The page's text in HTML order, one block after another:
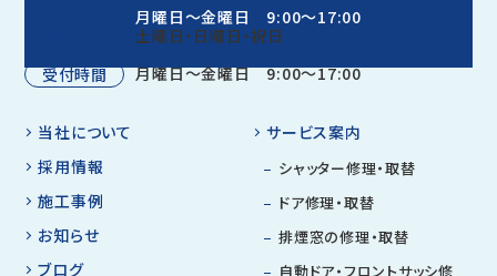
月曜日～金曜日 9:00～17:00
土曜日・日曜日・祝日
受付時間
月曜日～金曜日 9:00～17:00
当社について
採用情報
施工事例
お知らせ
ブログ
サービス案内
シャッター修理・取替
ドア修理・取替
排煙窓の修理・取替
自動ドア・フロントサッシ修